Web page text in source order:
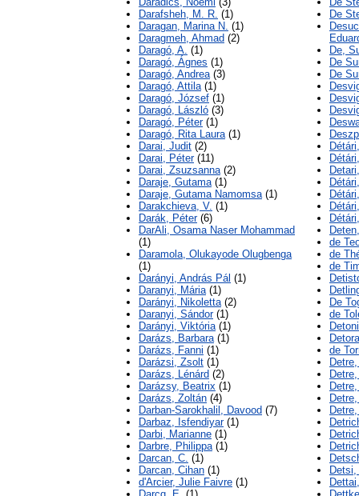
Darafsheh, M. R. (1)
Daragan, Marina N. (1)
Daragmeh, Ahmad (2)
Daragó, A. (1)
Daragó, Ágnes (1)
Daragó, Andrea(3)
Daragó, Attila(1)
Daragó, József (1)
Daragó, László (3)
Daragó, Péter(1)
Daragó, Rita Laura(1)
Darai, Judit (2)
Darai, Péter(11)
Darai, Zsuzsanna(2)
Daraje, Gutama(1)
Daraje, Gutama Namomsa(1)
Darakchieva, V. (1)
Darák, Péter(6)
DarAli, Osama Naser Mohammad
(1)
Daramola, Olukayode Olugbenga
(1)
Darányi, András Pál (1)
Daranyi, Mária(1)
Darányi, Nikoletta(2)
Daranyi, Sándor(1)
Darányi, Viktória(1)
Darázs, Barbara(1)
Darázs, Fanni (1)
Darázsi, Zsolt (1)
Darázs, Lénárd (2)
Darázsy, Beatrix (1)
Darázs, Zoltán (4)
Darban-Sarokhalil, Davood (7)
Darbaz, Isfendiyar(1)
Darbi, Marianne (1)
Darbre, Philippa(1)
Darcan, C. (1)
Darcan, Cihan (1)
d'Arcier, Julie Faivre (1)
De
De,
De
De
de
de
de
De
de
de
Detsi,